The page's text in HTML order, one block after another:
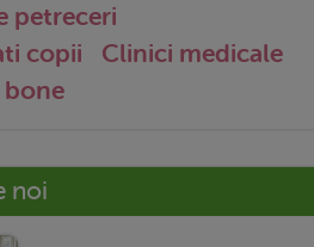
petreceri
copii
Clinici medicale
bone
noi